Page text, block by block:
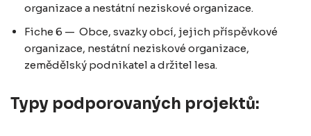
organizace a nestátní neziskové organizace.
Fiche 6 — Obce, svazky obcí, jejich příspěvkové
organizace, nestátní neziskové organizace,
zemědělský podnikatel a držitel lesa.
Typy podporovaných projektů: